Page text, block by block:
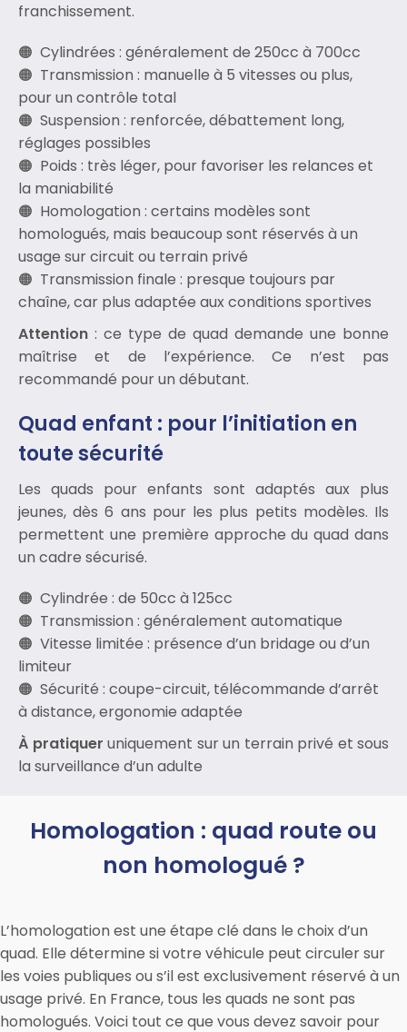
franchissement.
Cylindrées : généralement de 250cc à 700cc
Transmission : manuelle à 5 vitesses ou plus,
pour un contrôle total
Suspension : renforcée, débattement long,
réglages possibles
Poids : très léger, pour favoriser les relances et
la maniabilité
Homologation : certains modèles sont
homologués, mais beaucoup sont réservés à un
usage sur circuit ou terrain privé
Transmission finale : presque toujours par
chaîne, car plus adaptée aux conditions sportives
Attention : ce type de quad demande une bonne
maîtrise et de l’expérience. Ce n’est pas
recommandé pour un débutant.
Quad enfant : pour l’initiation en
toute sécurité
Les quads pour enfants sont adaptés aux plus
jeunes, dès 6 ans pour les plus petits modèles. Ils
permettent une première approche du quad dans
un cadre sécurisé.
Cylindrée : de 50cc à 125cc
Transmission : généralement automatique
Vitesse limitée : présence d’un bridage ou d’un
limiteur
Sécurité : coupe-circuit, télécommande d’arrêt
à distance, ergonomie adaptée
À pratiquer uniquement sur un terrain privé et sous
la surveillance d’un adulte
Homologation : quad route ou
non homologué ?
L’homologation est une étape clé dans le choix d’un
quad. Elle détermine si votre véhicule peut circuler sur
les voies publiques ou s’il est exclusivement réservé à un
usage privé. En France, tous les quads ne sont pas
homologués. Voici tout ce que vous devez savoir pour